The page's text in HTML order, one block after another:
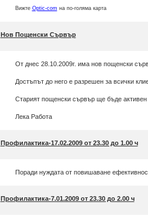
Вижте Optic-com на по-голяма карта
Нов Пощенски Сървър
От днес 28.10.2009г. има нов пощенски
Достъпът до него е разрешен за всички
Старият пощенски сървър ще бъде активен
Лека Работа
Профилактика-17.02.2009 от 23.30 до 1.00 ч
Поради нуждата от повишаване
Профилактика-7.01.2009 от 23.30 до 2.00 ч